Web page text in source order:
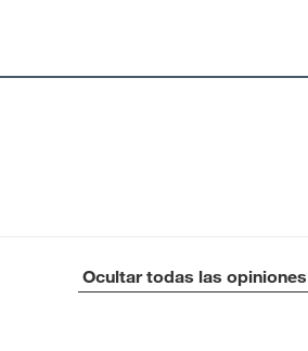
Ocultar todas las opiniones